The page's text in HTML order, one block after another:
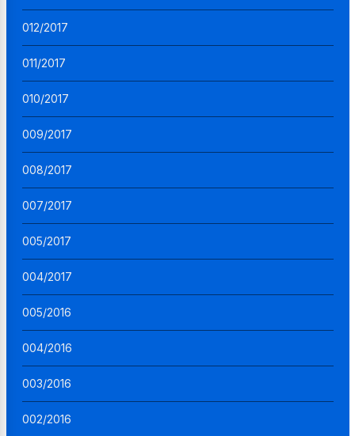
012/2017
011/2017
010/2017
009/2017
008/2017
007/2017
005/2017
004/2017
005/2016
004/2016
003/2016
002/2016